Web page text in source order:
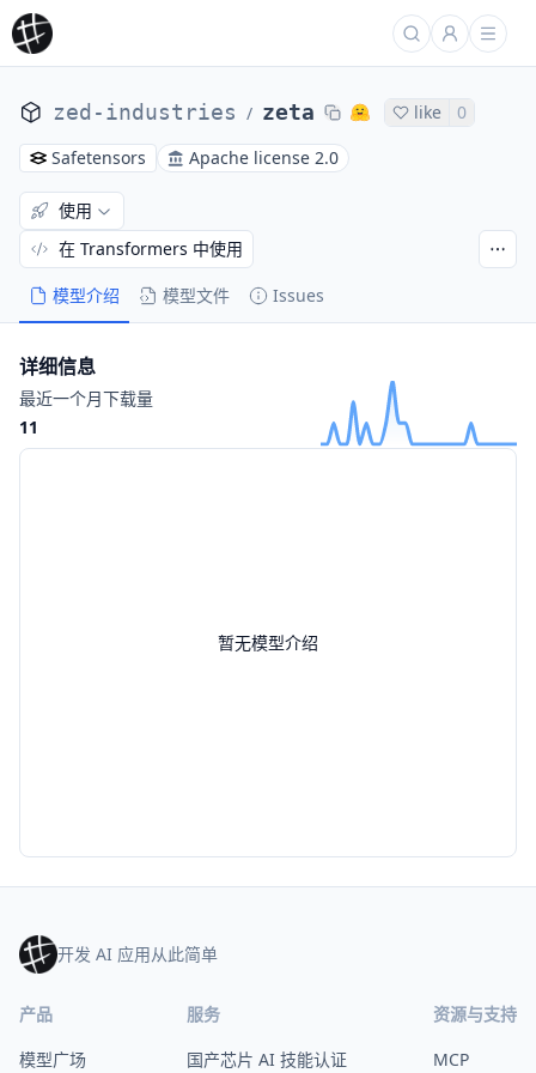
zed-industries / zeta like
0
Safetensors
Apache license 2.0
模型介绍 模型文件 Issues
使用
在 Transformers 中使用
暂无模型介绍
详细信息
最近一个月下载量
11
开发 AI 应用从此简单
产品
模型广场
服务
国产芯片 AI 技能认证
资源与支持
MCP